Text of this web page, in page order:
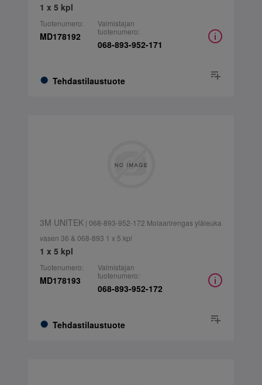
1 x 5 kpl
Tuotenumero:
MD178192
Tehdastilaustuote
Valmistajan
tuotenumero:
068-893-952-171
3M UNITEK| 068-893-952-172 Molaarirengas yläleuka
vasen 36 & 068-893 1 x 5 kpl
1 x 5 kpl
Tuotenumero:
MD178193
Tehdastilaustuote
Valmistajan
tuotenumero:
068-893-952-172